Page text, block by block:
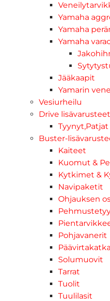
Yamaha
Yamaha
Yamaha
Jääkaapit
Yamarin
Vesiurheilu
Drive lisävarusteet
Tyynyt,Patjat
Buster-
Kaiteet
Kuomut &
Kytkimet &
Navipaketit
Ohjauksen
Pohjavanerit
Solumuovit
Tarrat
Tuolit
Tuulilasit